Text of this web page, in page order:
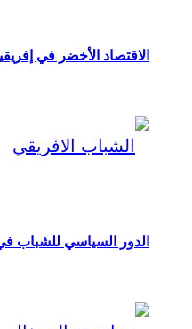
الاقتصاد الأخضر في
الدور السياسي للشباب